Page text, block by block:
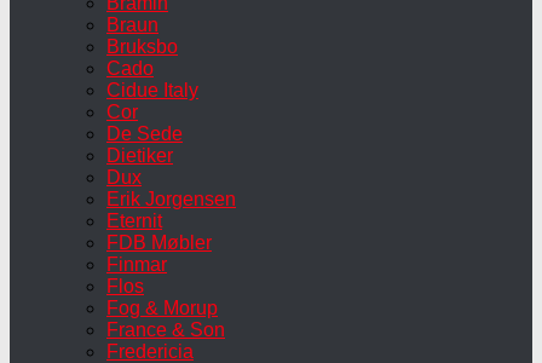
Braun
Bruksbo
Cado
Cidue Italy
Cor
De Sede
Dietiker
Dux
Erik Jorgensen
Eternit
FDB Møbler
Finmar
Flos
Fog & Morup
France & Son
Fredericia